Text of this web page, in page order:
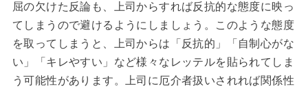
屈の欠けた反論も、上司からすれば反抗的な態度に映っ
てしまうので避けるようにしましょう。このような態度
を取ってしまうと、上司からは「反抗的」「自制心がな
い」「キレやすい」など様々なレッテルを貼られてしま
う可能性があります。上司に厄介者扱いされれば関係性